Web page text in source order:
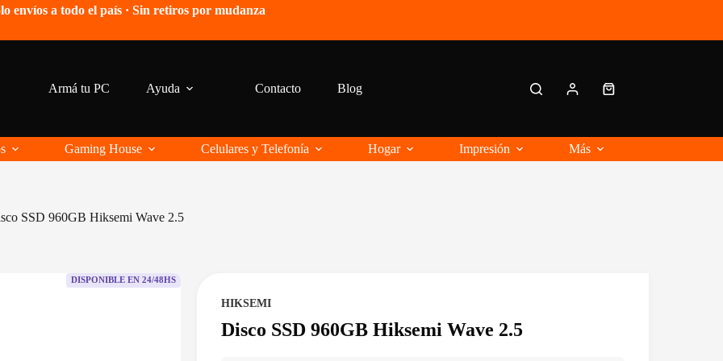
envíos a todo el país · Sin retiros por mudanza
Armá tu PC Ayuda Contacto Blog
Carro
Gaming House Celulares y Telefonía Hogar Impresión Más
SSD 960GB Hiksemi Wave 2.5
DISPONIBLE EN 24/48HS
HIKSEMI
Disco SSD 960GB Hiksemi Wave 2.5